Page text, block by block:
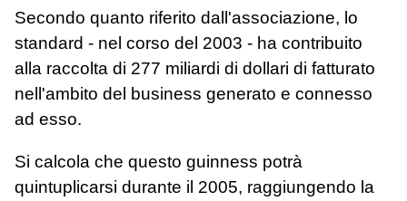
Secondo quanto riferito dall'associazione, lo
standard - nel corso del 2003 - ha contribuito
alla raccolta di 277 miliardi di dollari di fatturato
nell'ambito del business generato e connesso
ad esso.
Si calcola che questo guinness potrà
quintuplicarsi durante il 2005, raggiungendo la